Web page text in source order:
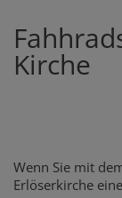
Kirche
Wenn Sie mit
Erlöserkirche